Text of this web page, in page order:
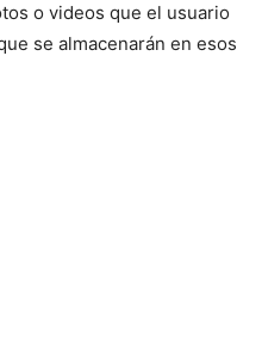
o videos que el usuario
se almacenarán en esos